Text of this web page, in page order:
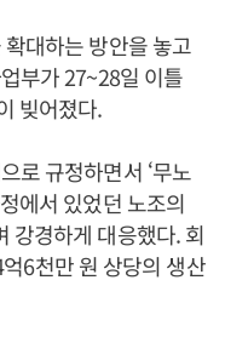
대하는 방안을 놓고
부가 27~28일 이틀
빚어졌다.
로 규정하면서 ‘무노
에서 있었던 노조의
강경하게 대응했다. 회
6천만 원 상당의 생산